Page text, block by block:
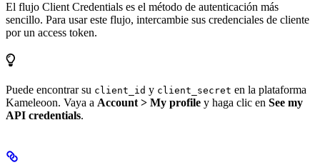
El flujo Client Credentials es el método de autenticación más
sencillo. Para usar este flujo, intercambie sus credenciales de cliente
por un access token.
Puede encontrar su client_id y client_secret en la plataforma
Kameleoon. Vaya a Account > My profile y haga clic en See my
API credentials.